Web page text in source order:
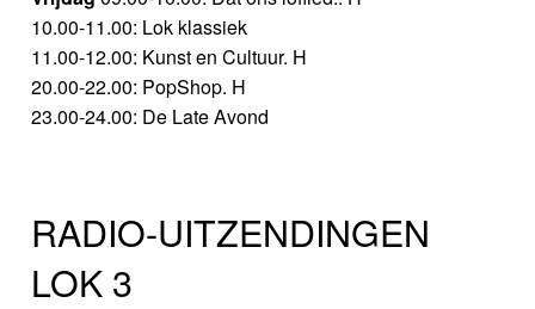
10.00-11.00: Lok klassiek
11.00-12.00: Kunst en Cultuur. H
20.00-22.00: PopShop. H
23.00-24.00: De Late Avond
RADIO-UITZENDINGEN
LOK 3